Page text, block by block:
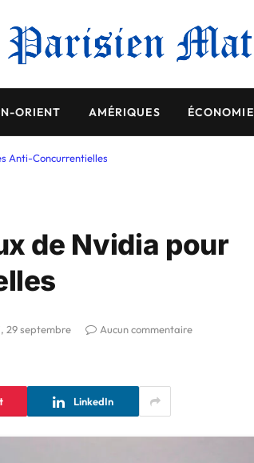
ORIENT AMÉRIQUES ÉCONOMIE
Anti-Concurrentielles
de Nvidia pour
29 septembre Aucun commentaire
LinkedIn